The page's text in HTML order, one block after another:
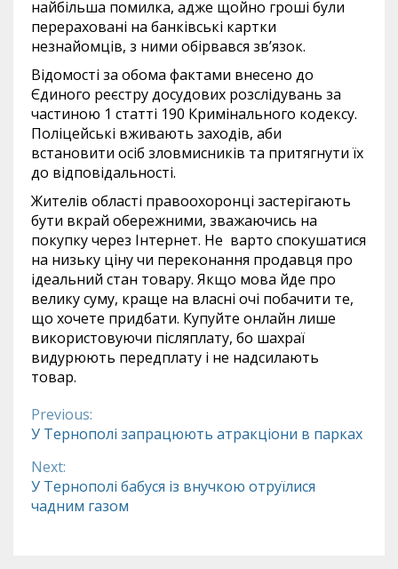
найбільша помилка, адже щойно гроші були
перераховані на банківські картки
незнайомців, з ними обірвався зв’язок.
Відомості за обома фактами внесено до
Єдиного реєстру досудових розслідувань за
частиною 1 статті 190 Кримінального кодексу.
Поліцейські вживають заходів, аби
встановити осіб зловмисників та притягнути їх
до відповідальності.
Жителів області правоохоронці застерігають
бути вкрай обережними, зважаючись на
покупку через Інтернет. Не варто спокушатися
на низьку ціну чи переконання продавця про
ідеальний стан товару. Якщо мова йде про
велику суму, краще на власні очі побачити те,
що хочете придбати. Купуйте онлайн лише
використовуючи післяплату, бо шахраї
видурюють передплату і не надсилають
товар.
Continue
Reading
Previous:
У Тернополі запрацюють атракціони в парках
Next:
У Тернополі бабуся із внучкою отруїлися
чадним газом